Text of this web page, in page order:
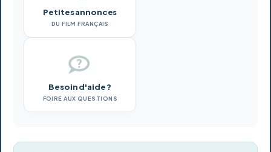
Petites annonces
DU FILM FRANÇAIS
Besoin d'aide ?
FOIRE AUX QUESTIONS